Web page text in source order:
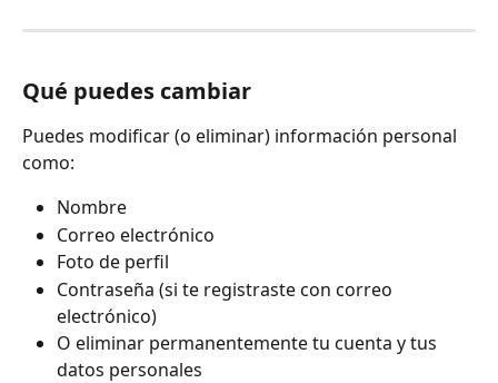
Qué puedes cambiar
Puedes modificar (o eliminar) información personal
como:
Nombre
Correo electrónico
Foto de perfil
Contraseña (si te registraste con correo
electrónico)
O eliminar permanentemente tu cuenta y tus
datos personales